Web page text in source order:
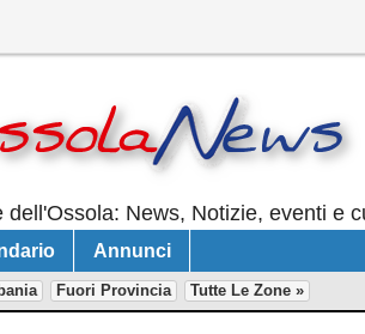
News, Notizie, eventi e
Annunci
Fuori Provincia Tutte Le Zone »